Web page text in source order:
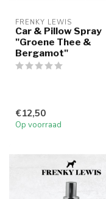
FRENKY LEWIS
Car & Pillow Spray
"Groene Thee &
Bergamot"
€12,50
Op voorraad